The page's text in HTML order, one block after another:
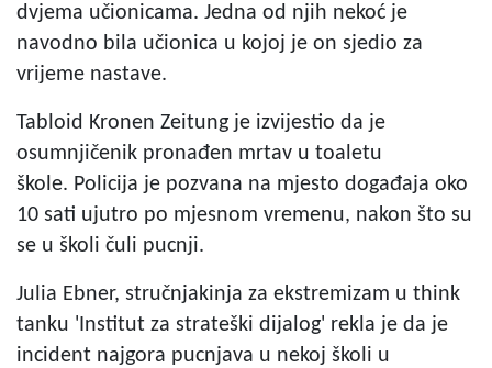
dvjema učionicama. Jedna od njih nekoć je
navodno bila učionica u kojoj je on sjedio za
vrijeme nastave.
Tabloid Kronen Zeitung je izvijestio da je
osumnjičenik pronađen mrtav u toaletu
škole. Policija je pozvana na mjesto događaja oko
10 sati ujutro po mjesnom vremenu, nakon što su
se u školi čuli pucnji.
Julia Ebner, stručnjakinja za ekstremizam u think
tanku 'Institut za strateški dijalog' rekla je da je
incident najgora pucnjava u nekoj školi u